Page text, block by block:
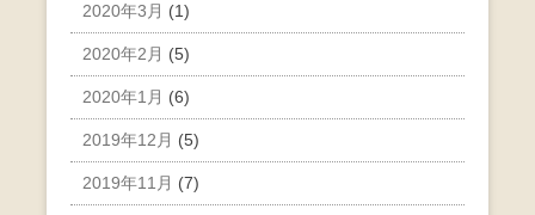
2020年3月 (1)
2020年2月 (5)
2020年1月 (6)
2019年12月 (5)
2019年11月 (7)